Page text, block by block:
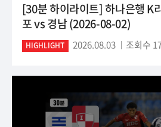
[30분 하이라이트] 하나은행 K
포 vs 경남 (2026-08-02)
HIGHLIGHT 2026.08.03 조회수